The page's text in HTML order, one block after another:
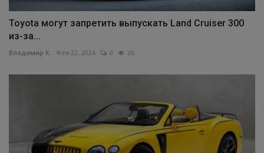
Toyota могут запретить выпускать Land Cruiser 300
из-за...
Владимир К. Фев 22, 2024 0 26